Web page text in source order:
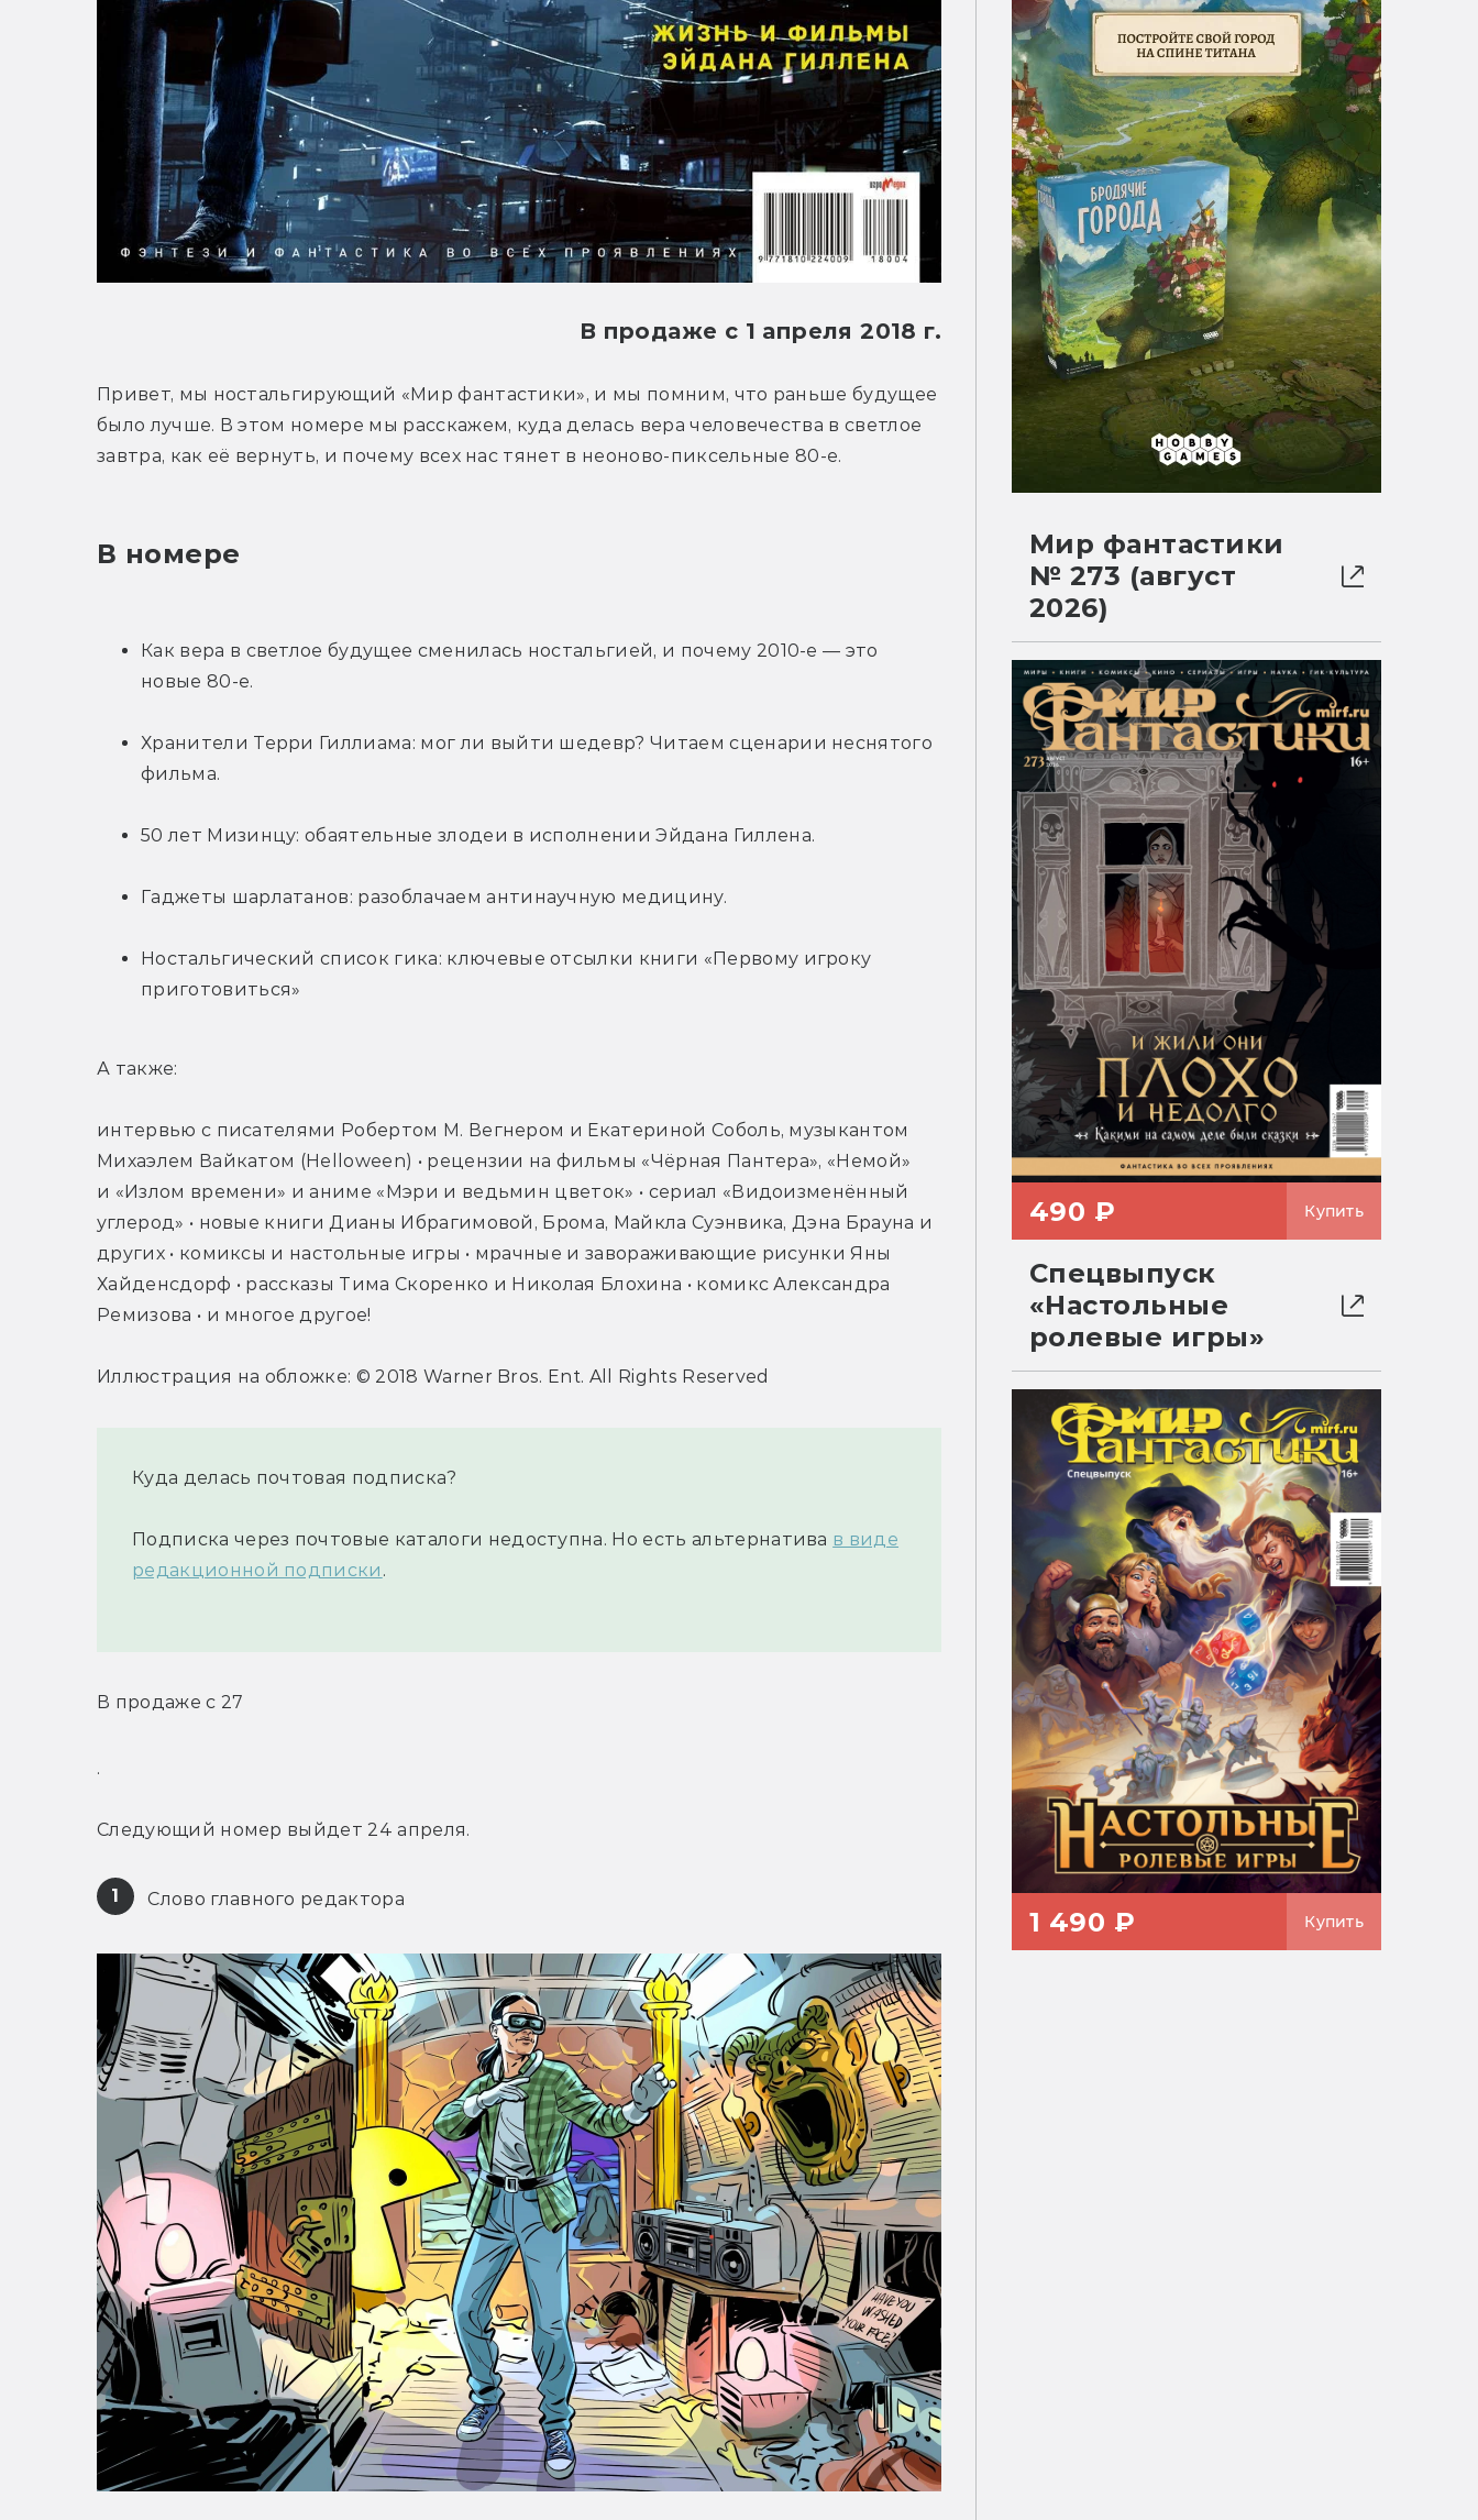
В продаже с 1 апреля 2018 г.
Привет, мы ностальгирующий «Мир фантастики», и мы помним, что раньше будущее
было лучше. В этом номере мы расскажем, куда делась вера человечества в светлое
завтра, как её вернуть, и почему всех нас тянет в неоново-пиксельные 80-е.
В номере
Как вера в светлое будущее сменилась ностальгией, и почему 2010-е — это
новые 80-е.
Хранители Терри Гиллиама: мог ли выйти шедевр? Читаем сценарии неснятого
фильма.
50 лет Мизинцу: обаятельные злодеи в исполнении Эйдана Гиллена.
Гаджеты шарлатанов: разоблачаем антинаучную медицину.
Ностальгический список гика: ключевые отсылки книги «Первому игроку
приготовиться»
А также:
интервью с писателями Робертом М. Вегнером и Екатериной Соболь, музыкантом
Михаэлем Вайкатом (Helloween) • рецензии на фильмы «Чёрная Пантера», «Немой»
и «Излом времени» и аниме «Мэри и ведьмин цветок» • сериал «Видоизменённый
углерод» • новые книги Дианы Ибрагимовой, Брома, Майкла Суэнвика, Дэна Брауна и
других • комиксы и настольные игры • мрачные и завораживающие рисунки Яны
Хайденсдорф • рассказы Тима Скоренко и Николая Блохина • комикс Александра
Ремизова • и многое другое!
Иллюстрация на обложке: © 2018 Warner Bros. Ent. All Rights Reserved
Куда делась почтовая подписка?
Подписка через почтовые каталоги недоступна. Но есть альтернатива в виде
редакционной подписки .
В продаже с 27
.
Следующий номер выйдет 24 апреля.
1 Слово главного редактора
Мир фантастики
№ 273 (август
2026)
490 ₽ Купить
Спецвыпуск
«Настольные
ролевые игры»
1 490 ₽ Купить